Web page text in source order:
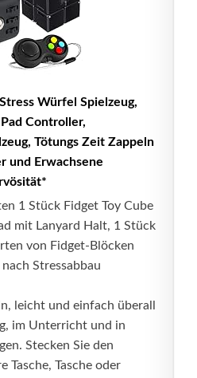
Würfel Spielzeug,
Controller,
Tötungs Zeit Zappeln
und Erwachsene
1 Stück Fidget Toy Cube
mit Lanyard Halt, 1 Stück
von Fidget-Blöcken
Stressabbau
leicht und einfach überall
im Unterricht und in
Stecken Sie den
Tasche, Tasche oder